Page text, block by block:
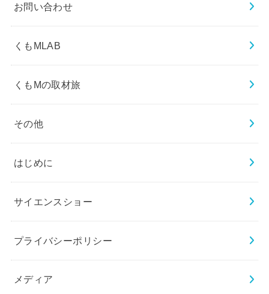
お問い合わせ
くもMLAB
くもMの取材旅
その他
はじめに
サイエンスショー
プライバシーポリシー
メディア